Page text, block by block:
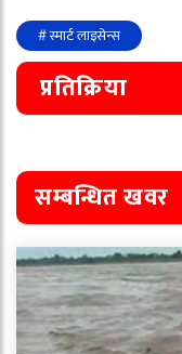
# स्मार्ट लाइसेन्स
प्रतिक्रिया
सम्बन्धित खवर